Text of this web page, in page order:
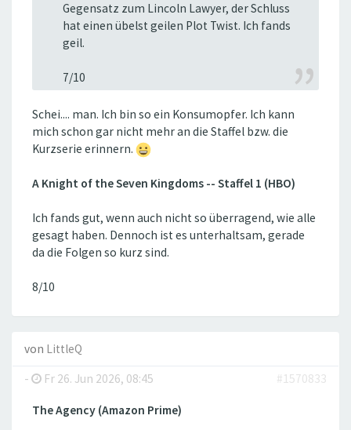
Gegensatz zum Lincoln Lawyer, der Schluss
hat einen übelst geilen Plot Twist. Ich fands
geil.
7/10
Schei.... man. Ich bin so ein Konsumopfer. Ich kann
mich schon gar nicht mehr an die Staffel bzw. die
Kurzserie erinnern.
A Knight of the Seven Kingdoms -- Staffel 1 (HBO)
Ich fands gut, wenn auch nicht so überragend, wie alle
gesagt haben. Dennoch ist es unterhaltsam, gerade
da die Folgen so kurz sind.
8/10
von LittleQ
-
Fr 26. Jun 2026, 08:45 #1570833
The Agency (Amazon Prime)